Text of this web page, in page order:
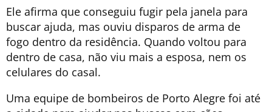
Ele afirma que conseguiu fugir pela janela para
buscar ajuda, mas ouviu disparos de arma de
fogo dentro da residência. Quando voltou para
dentro de casa, não viu mais a esposa, nem os
celulares do casal.
Uma equipe de bombeiros de Porto Alegre foi até